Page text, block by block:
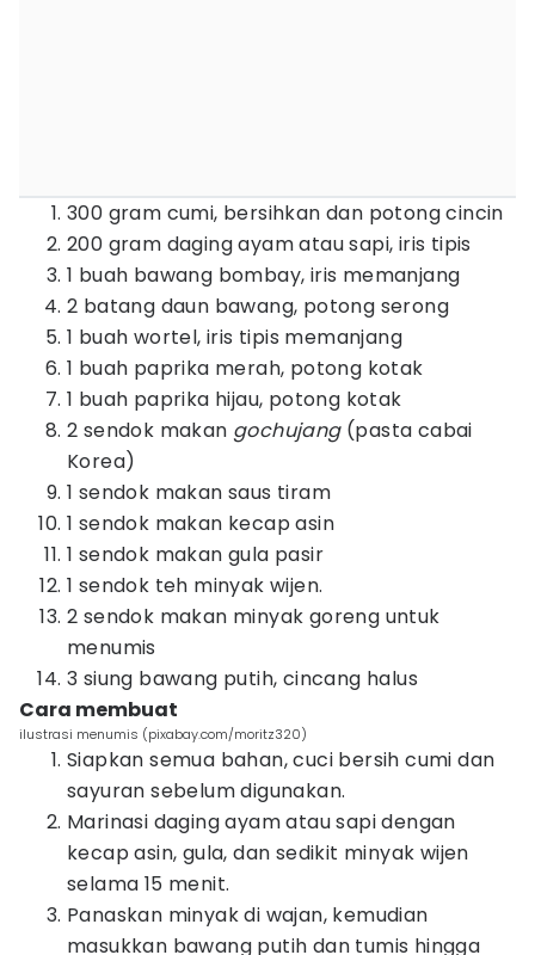
300 gram cumi, bersihkan dan potong cincin
200 gram daging ayam atau sapi, iris tipis
1 buah bawang bombay, iris memanjang
2 batang daun bawang, potong serong
1 buah wortel, iris tipis memanjang
1 buah paprika merah, potong kotak
1 buah paprika hijau, potong kotak
2 sendok makan gochujang(pasta cabai
Korea)
1 sendok makan saus tiram
1 sendok makan kecap asin
1 sendok makan gula pasir
1 sendok teh minyak wijen.
2 sendok makan minyak goreng untuk
menumis
3 siung bawang putih, cincang halus
Cara membuat
ilustrasi menumis (pixabay.com/moritz320)
Siapkan semua bahan, cuci bersih cumi dan
sayuran sebelum digunakan.
Marinasi daging ayam atau sapi dengan
kecap asin, gula, dan sedikit minyak wijen
selama 15 menit.
Panaskan minyak di wajan, kemudian
masukkan bawang putih dan tumis hingga